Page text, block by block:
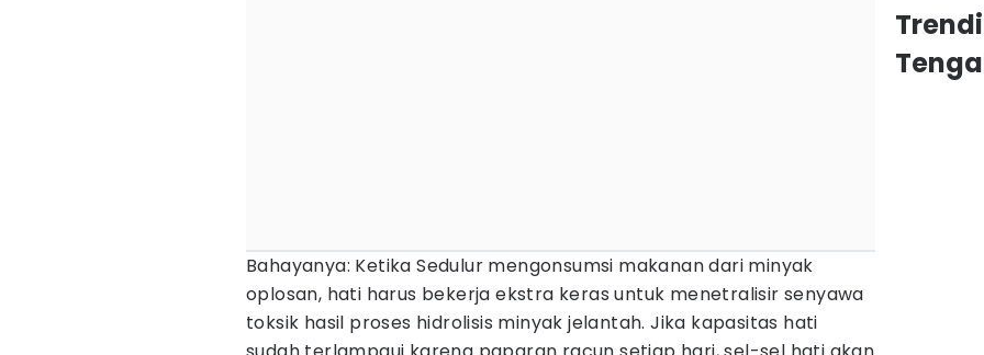
Bahayanya: Ketika Sedulur mengonsumsi makanan dari minyak
oplosan, hati harus bekerja ekstra keras untuk menetralisir senyawa
toksik hasil proses hidrolisis minyak jelantah. Jika kapasitas hati